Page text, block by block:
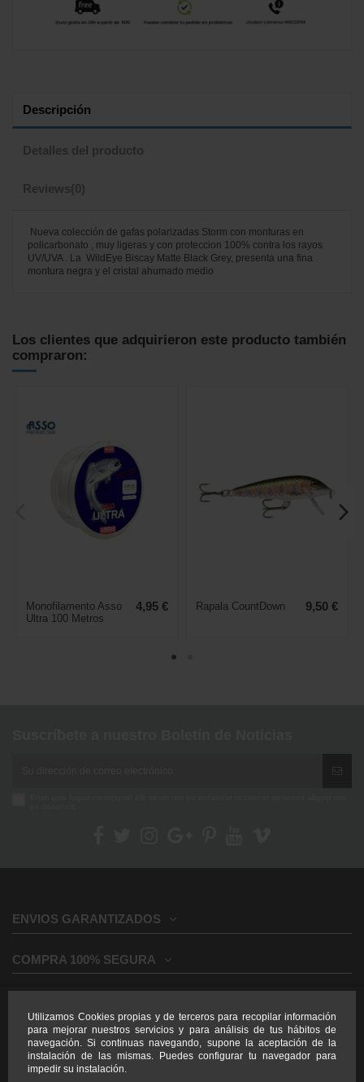
Utilizamos Cookies propias y de terceros para recopilar información
para mejorar nuestros servicios y para análisis de tus hábitos de
navegación. Si continuas navegando, supone la aceptación de la
instalación de las mismas. Puedes configurar tu navegador para
impedir su instalación.
Descripción
Detalles del producto
Reviews(0)
Nueva colección de gafas polarizadas Storm con monturas en
policarbonato , muy ligeras y con proteccion 100% contra los rayos
UV/UVA . La WildEye Biscay Matte Black Grey, presenta una fina
montura negra y el cristal ahumado medio
Los clientes que adquirieron este producto también
compraron:
Monofilamento Asso
Ultra 100 Metros
4,95 € Rapala CountDown 9,50 €
ENVIOS GARANTIZADOS
COMPRA 100% SEGURA
INFORMACION LEGAL